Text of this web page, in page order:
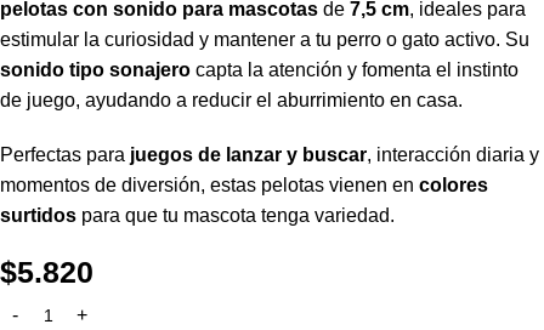
pelotas con sonido para mascotas de 7,5 cm, ideales para
estimular la curiosidad y mantener a tu perro o gato activo. Su
sonido tipo sonajero capta la atención y fomenta el instinto
de juego, ayudando a reducir el aburrimiento en casa.
Perfectas para juegos de lanzar y buscar, interacción diaria y
momentos de diversión, estas pelotas vienen en colores
surtidos para que tu mascota tenga variedad.
$5.820